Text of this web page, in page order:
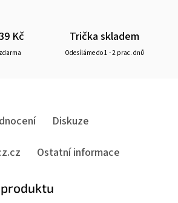
Kč Trička skladem
Odesíláme do 1 - 2 prac. dnů
Diskuze
Ostatní informace